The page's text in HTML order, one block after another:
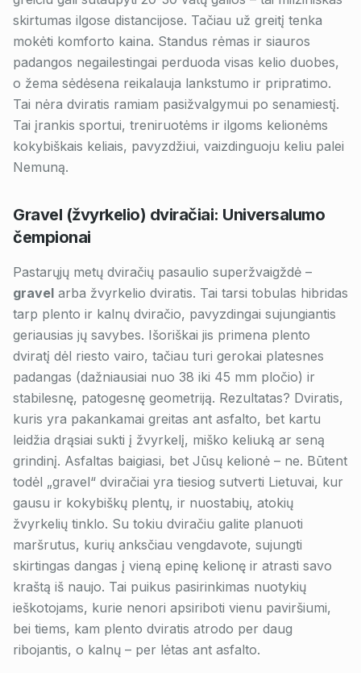
skirtumas ilgose distancijose. Tačiau už greitį tenka
mokėti komforto kaina. Standus rėmas ir siauros
padangos negailestingai perduoda visas kelio duobes,
o žema sėdėsena reikalauja lankstumo ir pripratimo.
Tai nėra dviratis ramiam pasižvalgymui po senamiestį.
Tai įrankis sportui, treniruotėms ir ilgoms kelionėms
kokybiškais keliais, pavyzdžiui, vaizdinguoju keliu palei
Nemuną.
Gravel (žvyrkelio) dviračiai: Universalumo
čempionai
Pastarųjų metų dviračių pasaulio superžvaigždė –
gravel arba žvyrkelio dviratis. Tai tarsi tobulas hibridas
tarp plento ir kalnų dviračio, pavyzdingai sujungiantis
geriausias jų savybes. Išoriškai jis primena plento
dviratį dėl riesto vairo, tačiau turi gerokai platesnes
padangas (dažniausiai nuo 38 iki 45 mm pločio) ir
stabilesnę, patogesnę geometriją. Rezultatas? Dviratis,
kuris yra pakankamai greitas ant asfalto, bet kartu
leidžia drąsiai sukti į žvyrkelį, miško keliuką ar seną
grindinį. Asfaltas baigiasi, bet Jūsų kelionė – ne. Būtent
todėl „gravel“ dviračiai yra tiesiog sutverti Lietuvai, kur
gausu ir kokybiškų plentų, ir nuostabių, atokių
žvyrkelių tinklo. Su tokiu dviračiu galite planuoti
maršrutus, kurių anksčiau vengdavote, sujungti
skirtingas dangas į vieną epinę kelionę ir atrasti savo
kraštą iš naujo. Tai puikus pasirinkimas nuotykių
ieškotojams, kurie nenori apsiriboti vienu paviršiumi,
bei tiems, kam plento dviratis atrodo per daug
ribojantis, o kalnų – per lėtas ant asfalto.